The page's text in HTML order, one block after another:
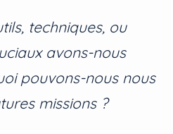
techniques, ou
avons-nous
pouvons-nous nous
missions ?